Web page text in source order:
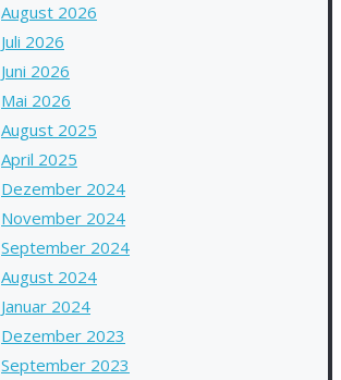
August 2026
Juli 2026
Juni 2026
Mai 2026
August 2025
April 2025
Dezember 2024
November 2024
September 2024
August 2024
Januar 2024
Dezember 2023
September 2023